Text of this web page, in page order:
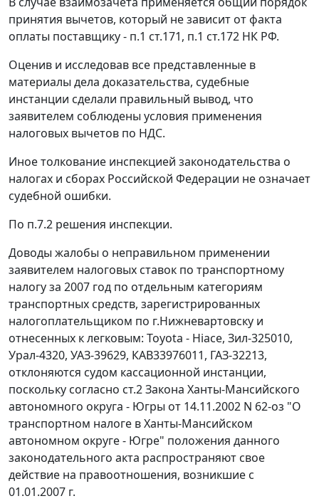
принятия вычетов, который не зависит от факта
оплаты поставщику - п.1 ст.171, п.1 ст.172 НК РФ.
Оценив и исследовав все представленные в
материалы дела доказательства, судебные
инстанции сделали правильный вывод, что
заявителем соблюдены условия применения
налоговых вычетов по НДС.
Иное толкование инспекцией законодательства о
налогах и сборах Российской Федерации не означает
судебной ошибки.
По п.7.2 решения инспекции.
Доводы жалобы о неправильном применении
заявителем налоговых ставок по транспортному
налогу за 2007 год по отдельным категориям
транспортных средств, зарегистрированных
налогоплательщиком по г.Нижневартовску и
отнесенных к легковым: Toyota - Hiace, Зил-325010,
Урал-4320, УАЗ-39629, КАВ33976011, ГАЗ-32213,
отклоняются судом кассационной инстанции,
поскольку согласно ст.2Закона Ханты-Мансийского
автономного округа - Югры от 14.11.2002 N 62-оз "О
транспортном налоге в Ханты-Мансийском
автономном округе - Югре" положения данного
законодательного акта распространяют свое
действие на правоотношения, возникшие с
01.01.2007 г.